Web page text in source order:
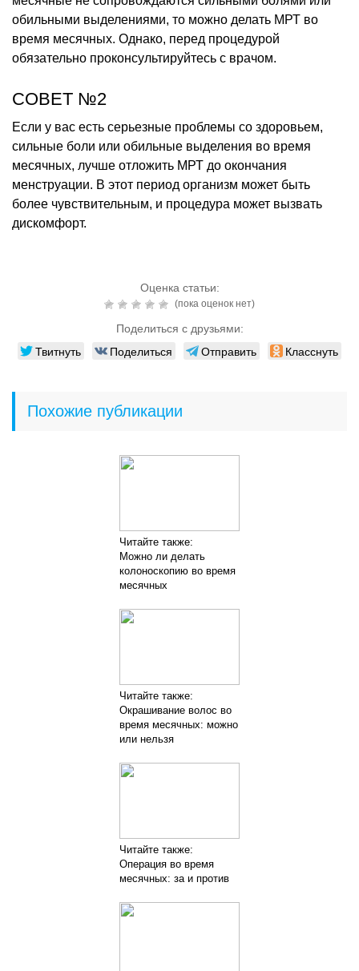
обильными выделениями, то можно делать МРТ во
время месячных. Однако, перед процедурой
обязательно проконсультируйтесь с врачом.
СОВЕТ №2
Если у вас есть серьезные проблемы со здоровьем,
сильные боли или обильные выделения во время
месячных, лучше отложить МРТ до окончания
менструации. В этот период организм может быть
более чувствительным, и процедура может вызвать
дискомфорт.
Оценка статьи:
(пока оценок нет)
Поделиться с друзьями:
Твитнуть Поделиться Отправить Класснуть
Похожие публикации
Читайте также:
Можно ли делать
колоноскопию во время
месячных
Читайте также:
Окрашивание волос во
время месячных: можно
или нельзя
Читайте также:
Операция во время
месячных: за и против